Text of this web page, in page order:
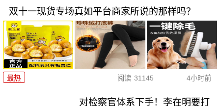
双十一现货专场真如平台商家所说的那样吗？
最热 阅读 31145 4小时前
对检察官体系下手！李在明要打